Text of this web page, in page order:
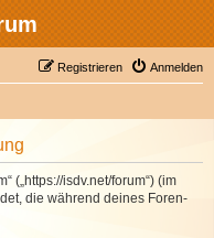
Anmelden
Registrieren
(„https://isdv.net/forum“) (im
die während deines Foren-